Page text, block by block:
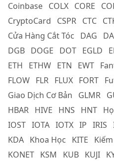
Coinbase COLX CORE
CryptoCard
CSPR CTC
Cửa Hàng Cắt Tóc
DAG
DGB DOGE DOT EGLD
ETH
ETHW ETN EWT
FLOW FLR FLUX FORT
Giao Dịch Cơ Bản
GLMR
HBAR HIVE HNS HNT
IOST IOTA IOTX IP IRIS
KDA Khoa Học KITE
KONET KSM KUB KUJI